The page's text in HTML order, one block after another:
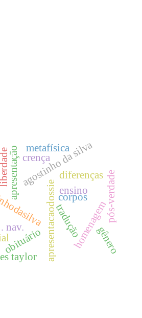
apresentação
apresentacaodossietradução
nav.
agostinho da silva
obituário homenagem
diferenças
corpos
metafísica
pós-verdade
crença
gênero
liberdade
ensino
taylor